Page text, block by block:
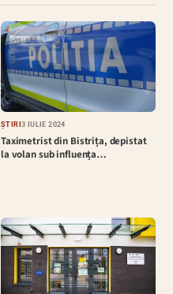
ȘTIRI3 IULIE 2024
Taximetrist din Bistrița, depistat
la volan sub influența…